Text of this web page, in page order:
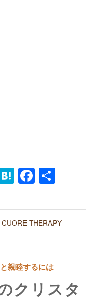
Hatena共
CUORE-THERAPY
親睦するには
クリスタ